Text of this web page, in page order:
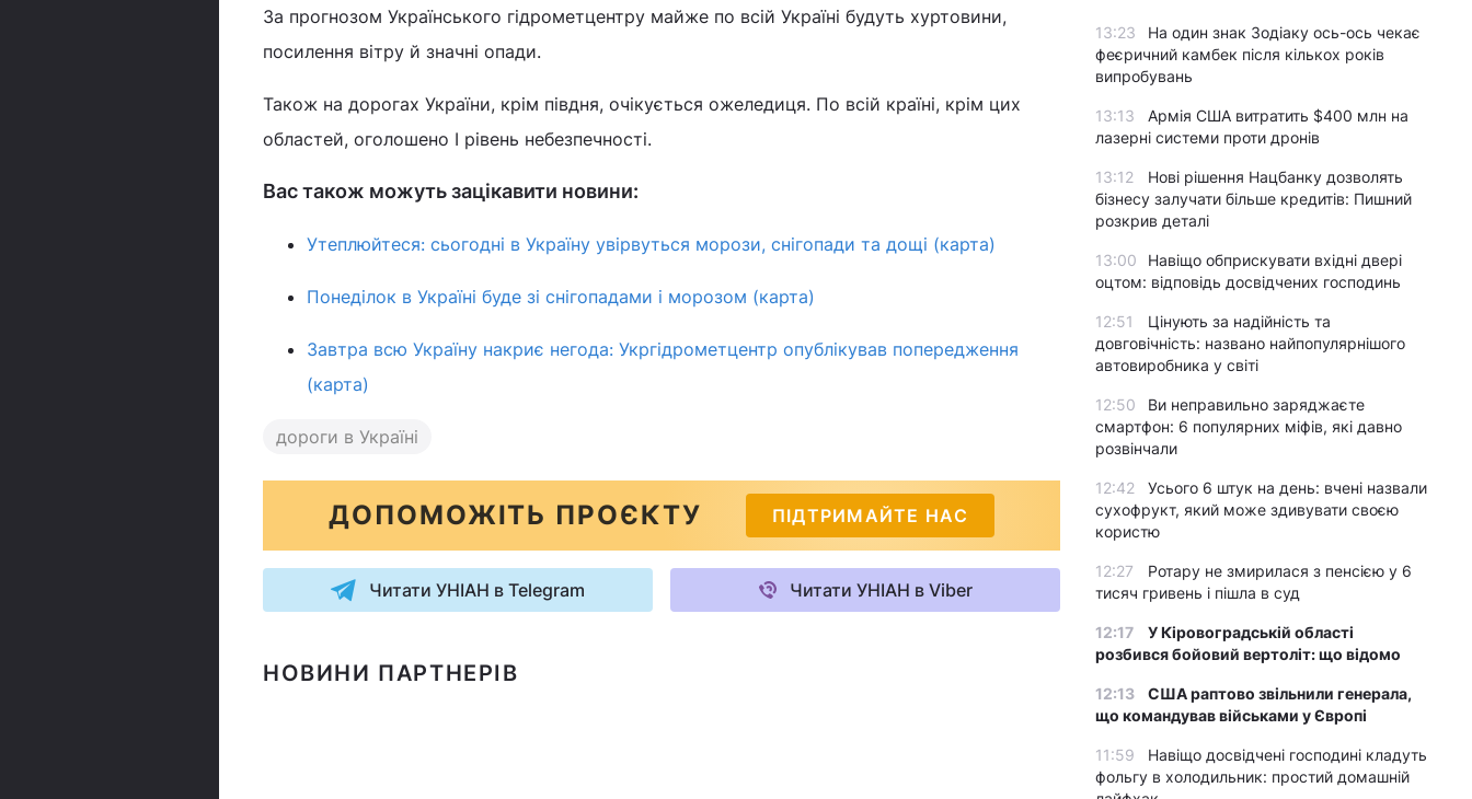
За прогнозом Українського гідрометцентру майже по всій Україні будуть хуртовини,
посилення вітру й значні опади.
Також на дорогах України, крім півдня, очікується ожеледиця. По всій країні, крім цих
областей, оголошено І рівень небезпечності.
Вас також можуть зацікавити новини:
Утеплюйтеся: сьогодні в Україну увірвуться морози, снігопади та дощі (карта)
Понеділок в Україні буде зі снігопадами і морозом (карта)
Завтра всю Україну накриє негода: Укргідрометцентр опублікував попередження
(карта)
дороги в Україні
ДОПОМОЖІТЬ ПРОЄКТУ ПІДТРИМАЙТЕ НАС
Читати УНІАН в Telegram Читати УНІАН в Viber
НОВИНИ ПАРТНЕРІВ
13:23
На один знак Зодіаку ось-ось чекає
феєричний камбек після кількох років
випробувань
13:13
Армія США витратить $400 млн на
лазерні системи проти дронів
13:12
Нові рішення Нацбанку дозволять
бізнесу залучати більше кредитів: Пишний
розкрив деталі
13:00
Навіщо обприскувати вхідні двері
оцтом: відповідь досвідчених господинь
12:51
Цінують за надійність та
довговічність: названо найпопулярнішого
автовиробника у світі
12:50
Ви неправильно заряджаєте
смартфон: 6 популярних міфів, які давно
розвінчали
12:42
Усього 6 штук на день: вчені назвали
сухофрукт, який може здивувати своєю
користю
12:27
Ротару не змирилася з пенсією у 6
тисяч гривень і пішла в суд
12:17
У Кіровоградській області
розбився бойовий вертоліт: що відомо
12:13
США раптово звільнили генерала,
що командував військами у Європі
11:59
Навіщо досвідчені господині кладуть
фольгу в холодильник: простий домашній